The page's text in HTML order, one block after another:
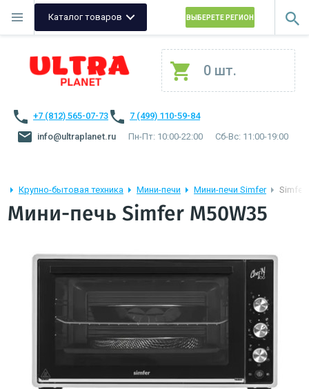
Каталог товаров ВЫБЕРЕТЕ РЕГИОН
0 шт.
+7 (812) 565-07-73
7 (499) 110-59-84
info@ultraplanet.ru
Пн-Пт: 10:00-22:00 Сб-Вс: 11:00-19:00
Крупно-бытовая техника Мини-печи Мини-печи Simfer Simfer
Мини-печь Simfer M50W35